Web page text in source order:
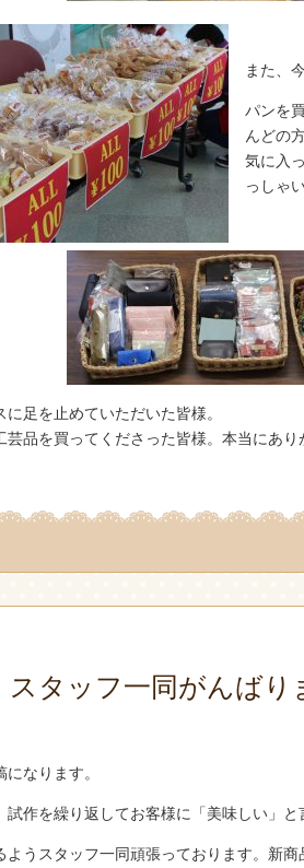
また、
パンを
んどの
気に入
っしゃ
足を止めていただいた皆様。
芸品を買ってくださった皆様。本当にあり
スタッフ一同がんばり
なります。
試作を繰り返してお客様に「美味しい」
ようスタッフ一同頑張っております。新